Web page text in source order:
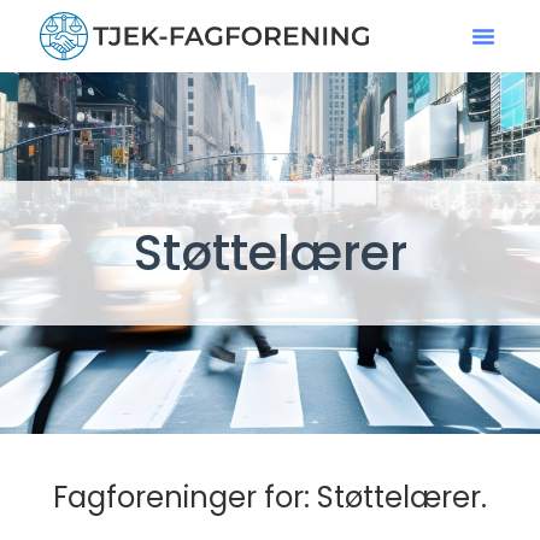
Støttelærer
Fagforeninger for: Støttelærer.